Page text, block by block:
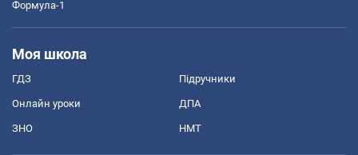
Формула-1
Моя школа
ГДЗ Підручники
Онлайн уроки ДПА
ЗНО НМТ